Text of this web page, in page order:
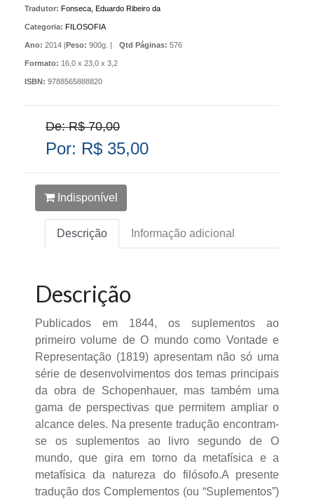
Tradutor: Fonseca, Eduardo Ribeiro da
Categoria: FILOSOFIA
Ano: 2014 |Peso: 900g. | Qtd Páginas: 576
Formato: 16,0 x 23,0 x 3,2
ISBN: 9788565888820
De: R$ 70,00
Por: R$ 35,00
Indisponível
Descrição Informação adicional
Descrição
Publicados em 1844, os suplementos ao
primeiro volume de O mundo como Vontade e
Representação (1819) apresentam não só uma
série de desenvolvimentos dos temas principais
da obra de Schopenhauer, mas também uma
gama de perspectivas que permitem ampliar o
alcance deles. Na presente tradução encontram-
se os suplementos ao livro segundo de O
mundo, que gira em torno da metafísica e a
metafísica da natureza do filósofo.A presente
tradução dos Complementos (ou “Suplementos”)